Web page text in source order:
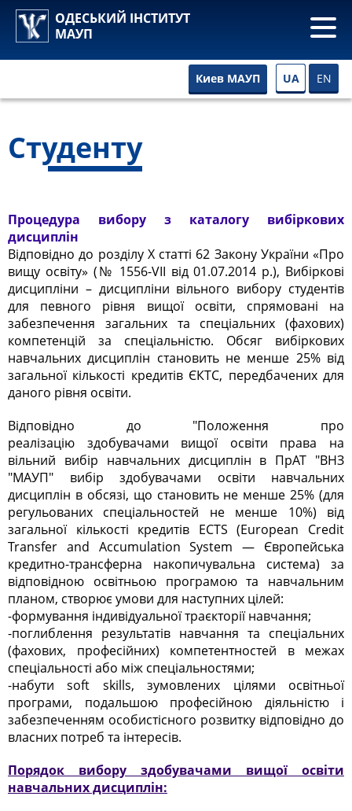
ОДЕСЬКИЙ ІНСТИТУТ
МАУП
Киев МАУП UA EN
Студенту
Процедура вибору з каталогу вибіркових
дисциплін
Відповідно до розділу Х статті 62 Закону України «Про
вищу освіту» (№ 1556-VII від 01.07.2014 р.), Вибіркові
дисципліни – дисципліни вільного вибору студентів
для певного рівня вищої освіти, спрямовані на
забезпечення загальних та спеціальних (фахових)
компетенцій за спеціальністю. Обсяг вибіркових
навчальних дисциплін становить не менше 25% від
загальної кількості кредитів ЄКТС, передбачених для
даного рівня освіти.
Відповідно до "Положення про
реалізацію здобувачами вищої освіти права на
вільний вибір навчальних дисциплін в ПрАТ "ВНЗ
"МАУП" вибір здобувачами освіти навчальних
дисциплін в обсязі, що становить не менше 25% (для
регульованих спеціальностей не менше 10%) від
загальної кількості кредитів ECTS (European Credit
Transfer and Accumulation System — Європейська
кредитно-трансферна накопичувальна система) за
відповідною освітньою програмою та навчальним
планом, створює умови для наступних цілей:
-формування індивідуальної траєкторії навчання;
-поглиблення результатів навчання та спеціальних
(фахових, професійних) компетентностей в межах
спеціальності або між спеціальностями;
-набути soft skills, зумовлених цілями освітньої
програми, подальшою професійною діяльністю і
забезпеченням особистісного розвитку відповідно до
власних потреб та інтересів.
Порядок вибору здобувачами вищої освіти
навчальних дисциплін: